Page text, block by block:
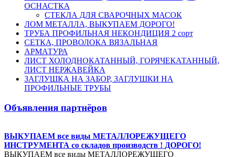
ОСНАСТКА
СТЕКЛА ДЛЯ СВАРОЧНЫХ МАСОК
ЛОМ МЕТАЛЛА, ВЫКУПАЕМ ДОРОГО!
ТРУБА ПРОФИЛЬНАЯ НЕКОНДИЦИЯ 2 сорт
СЕТКА, ПРОВОЛОКА ВЯЗАЛЬНАЯ
АРМАТУРА
ЛИСТ ХОЛОДНОКАТАННЫЙ, ГОРЯЧЕКАТАННЫЙ,
ЛИСТ НЕРЖАВЕЙКА
ЗАГЛУШКА НА ЗАБОР, ЗАГЛУШКИ НА
ПРОФИЛЬНЫЕ ТРУБЫ
Объявления партнёров
ВЫКУПАЕМ все виды МЕТАЛЛОРЕЖУЩЕГО
ИНСТРУМЕНТА со складов производств ! ДОРОГО!
ВЫКУПАЕМ все виды МЕТАЛЛОРЕЖУЩЕГО